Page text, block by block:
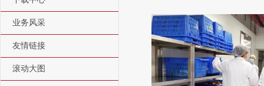
业务风采
友情链接
滚动大图